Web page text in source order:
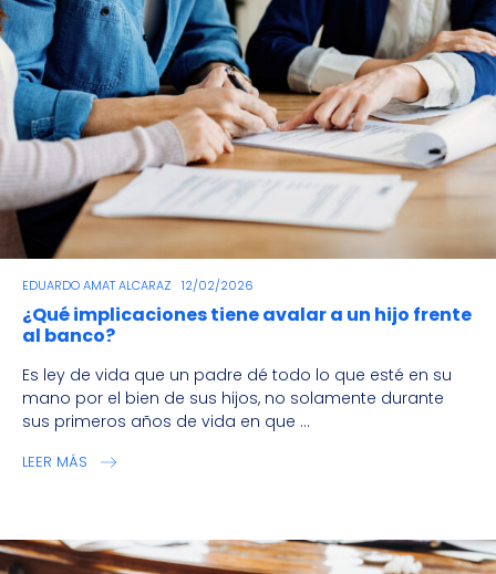
EDUARDO AMAT ALCARAZ 12/02/2026
¿Qué implicaciones tiene avalar a un hijo frente
al banco?
Es ley de vida que un padre dé todo lo que esté en su
mano por el bien de sus hijos, no solamente durante
sus primeros años de vida en que ...
LEER MÁS